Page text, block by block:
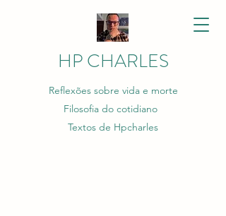
HP CHARLES
Reflexões sobre vida e morte
Filosofia do cotidiano
Textos de Hpcharles